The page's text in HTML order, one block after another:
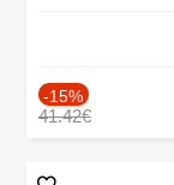
-15%
41.42€